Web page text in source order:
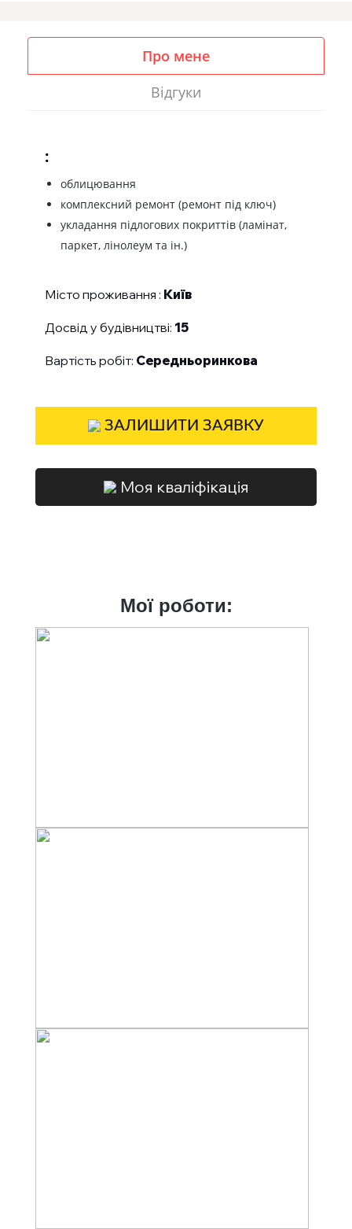
Про мене
Відгуки
:
облицювання
комплексний ремонт (ремонт під ключ)
укладання підлогових покриттів (ламінат,
паркет, лінолеум та ін.)
Місто проживання : Київ
Досвід у будівництві: 15
Вартість робіт: Середньоринкова
ЗАЛИШИТИ ЗАЯВКУ
Моя кваліфікація
Мої роботи: